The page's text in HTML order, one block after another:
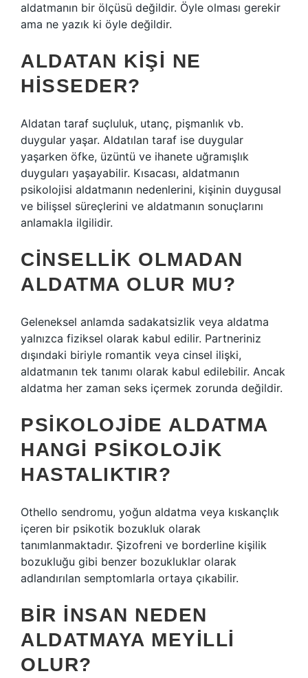
aldatmanın bir ölçüsü değildir. Öyle olması gerekir
ama ne yazık ki öyle değildir.
ALDATAN KIŞI NE
HISSEDER?
Aldatan taraf suçluluk, utanç, pişmanlık vb.
duygular yaşar. Aldatılan taraf ise duygular
yaşarken öfke, üzüntü ve ihanete uğramışlık
duyguları yaşayabilir. Kısacası, aldatmanın
psikolojisi aldatmanın nedenlerini, kişinin duygusal
ve bilişsel süreçlerini ve aldatmanın sonuçlarını
anlamakla ilgilidir.
CINSELLIK OLMADAN
ALDATMA OLUR MU?
Geleneksel anlamda sadakatsizlik veya aldatma
yalnızca fiziksel olarak kabul edilir. Partneriniz
dışındaki biriyle romantik veya cinsel ilişki,
aldatmanın tek tanımı olarak kabul edilebilir. Ancak
aldatma her zaman seks içermek zorunda değildir.
PSIKOLOJIDE ALDATMA
HANGI PSIKOLOJIK
HASTALIKTIR?
Othello sendromu, yoğun aldatma veya kıskançlık
içeren bir psikotik bozukluk olarak
tanımlanmaktadır. Şizofreni ve borderline kişilik
bozukluğu gibi benzer bozukluklar olarak
adlandırılan semptomlarla ortaya çıkabilir.
BIR INSAN NEDEN
ALDATMAYA MEYILLI
OLUR?